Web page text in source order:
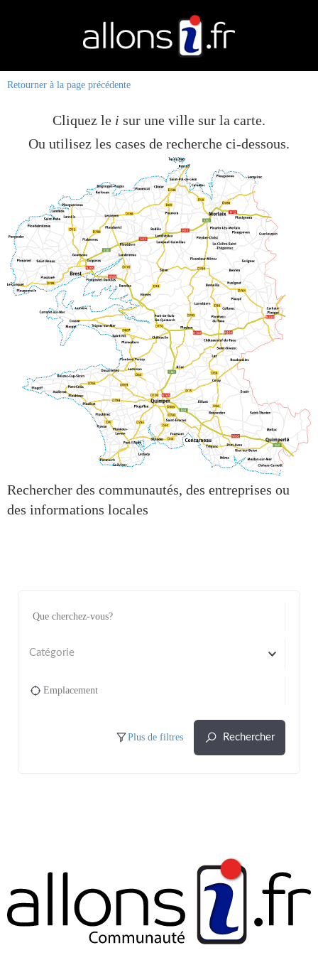
Retourner à la page précédente
Cliquez le i sur une ville sur la carte.
Ou utilisez les cases de recherche ci-dessous.
Rechercher des communautés, des entreprises ou
des informations locales
Catégorie
Plus de filtres Rechercher